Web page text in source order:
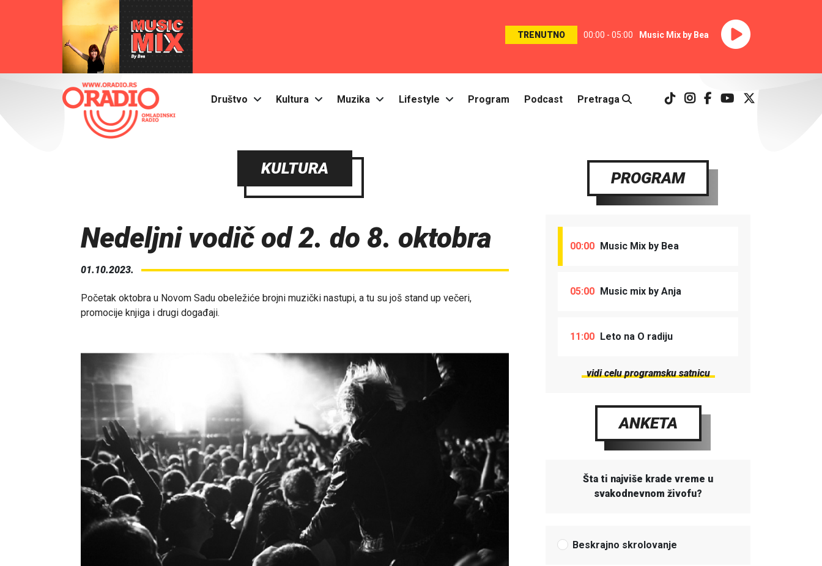
TRENUTNO 00:00 - 05:00 Music Mix by Bea
Društvo Kultura Muzika Lifestyle Program Podcast Pretraga
KULTURA
Nedeljni vodič od 2. do 8. oktobra
01.10.2023.
Početak oktobra u Novom Sadu obeležiće brojni muzički nastupi, a tu su još stand up večeri,
promocije knjiga i drugi događaji.
PROGRAM
00:00 Music Mix by Bea
05:00 Music mix by Anja
11:00 Leto na O radiju
vidi celu programsku satnicu
ANKETA
Šta ti najviše krade vreme u
svakodnevnom živofu?
Beskrajno skrolovanje